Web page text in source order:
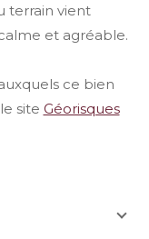
terrain vient
et agréable.
ce bien
site Géorisques